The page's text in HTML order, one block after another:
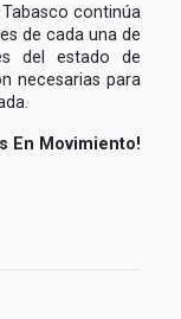
continúa
de cada una de
del estado de
necesarias para
En Movimiento!